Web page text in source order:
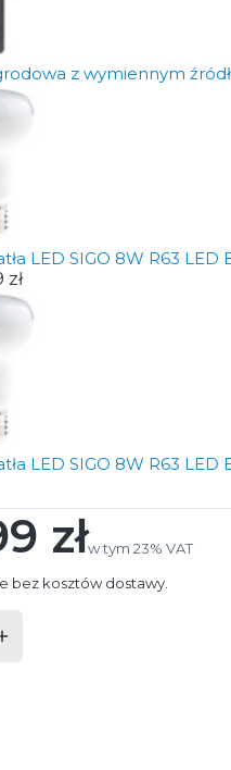
z wymiennym
LED SIGO 8W R63
zł
LED SIGO 8W R63
złw tym 23% VAT
w tym 23% VAT
bez kosztów dostawy.